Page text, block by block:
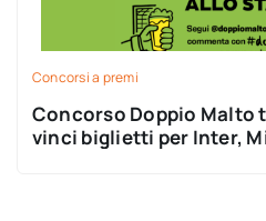
Concorsi a premi
Concorso Doppio Malto
vinci biglietti per Inter,